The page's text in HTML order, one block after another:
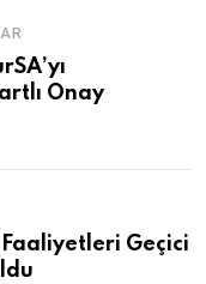
Onay
Faaliyetleri Geçici